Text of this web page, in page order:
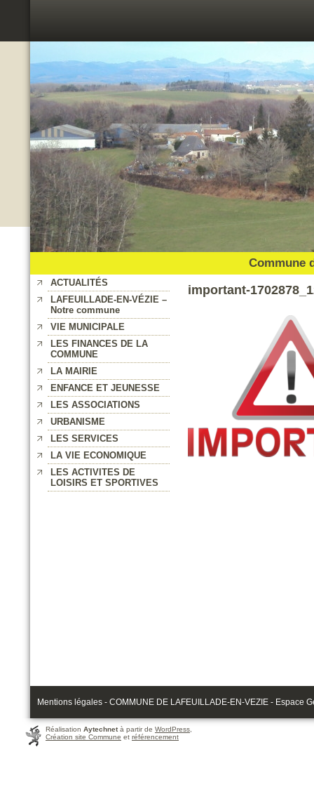
Commune
ACTUALITÉS
LAFEUILLADE-EN-VÉZIE –
Notre commune
VIE MUNICIPALE
LES FINANCES DE LA
COMMUNE
LA MAIRIE
ENFANCE ET JEUNESSE
LES ASSOCIATIONS
URBANISME
LES SERVICES
LA VIE ECONOMIQUE
LES ACTIVITES DE
LOISIRS ET SPORTIVES
important-
Mentions légales - COMMUNE DE LAFEUILLADE-EN-VEZIE - Espace
Réalisation Aytechnetà partir de WordPress
Création site Commune et référencement